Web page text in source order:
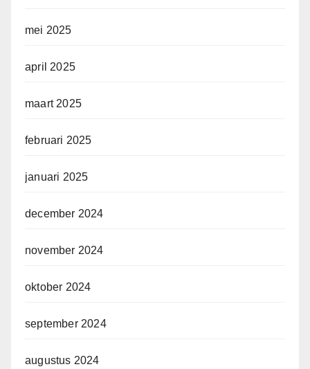
mei 2025
april 2025
maart 2025
februari 2025
januari 2025
december 2024
november 2024
oktober 2024
september 2024
augustus 2024